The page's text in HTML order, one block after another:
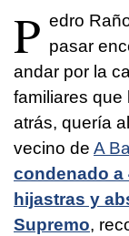
P edro
pasar
andar por la
familiares que
atrás, quería
vecino de A
condenado a
hijastras y
Supremo,